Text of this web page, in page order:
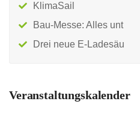
KlimaSail
Bau-Messe: Alles unt
Drei neue E-Ladesäu
Veranstaltungskalender